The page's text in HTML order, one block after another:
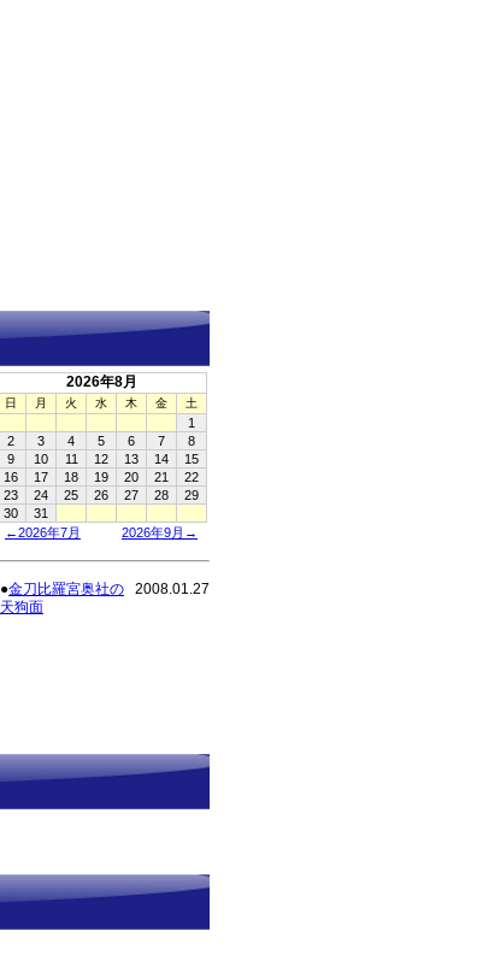
2026年8月
日 月 火 水 木 金 土
1
2
3 4 5 6 7
8
9
10 11 12 13 14
15
16
17 18 19 20 21
22
23
24 25 26 27 28
29
30
31
←2026年7月
2026年9月→
●金刀比羅宮奥社の
天狗面
2008.01.27